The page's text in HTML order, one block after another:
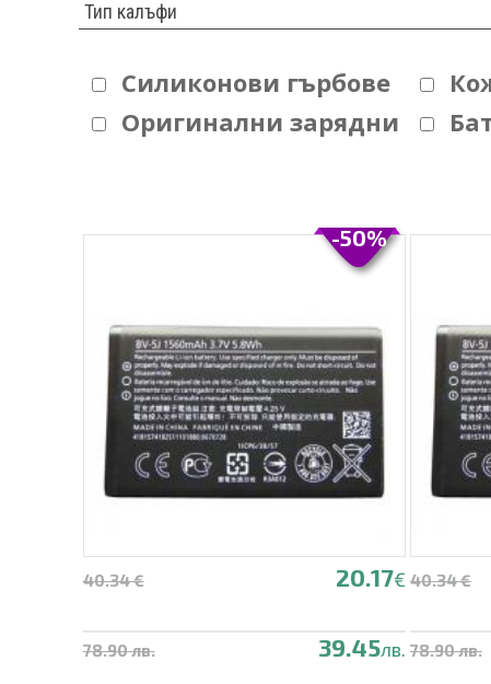
Тип калъфи
Силиконови гърбове
Оригинални зарядни
40.34 € 20.17€
78.90 лв. 39.45лв.
-50%
40.34 €
78.90 лв.